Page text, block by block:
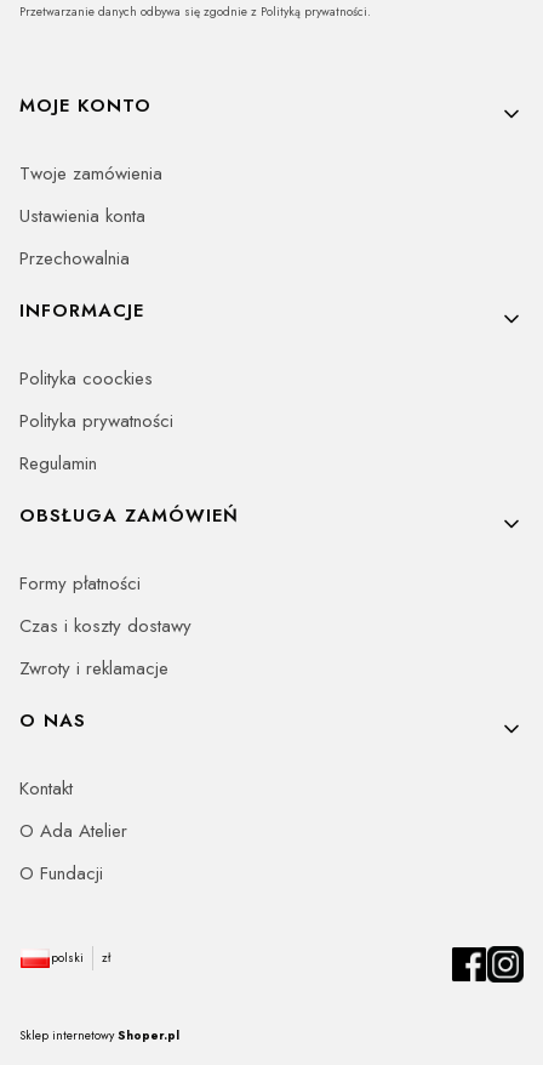
Przetwarzanie danych odbywa się zgodnie z Polityką prywatności.
Linki w stopce
MOJE KONTO
Twoje zamówienia
Ustawienia konta
Przechowalnia
INFORMACJE
Polityka coockies
Polityka prywatności
Regulamin
OBSŁUGA ZAMÓWIEŃ
Formy płatności
Czas i koszty dostawy
Zwroty i reklamacje
O NAS
Kontakt
O Ada Atelier
O Fundacji
polski zł
Sklep internetowyShoper.pl